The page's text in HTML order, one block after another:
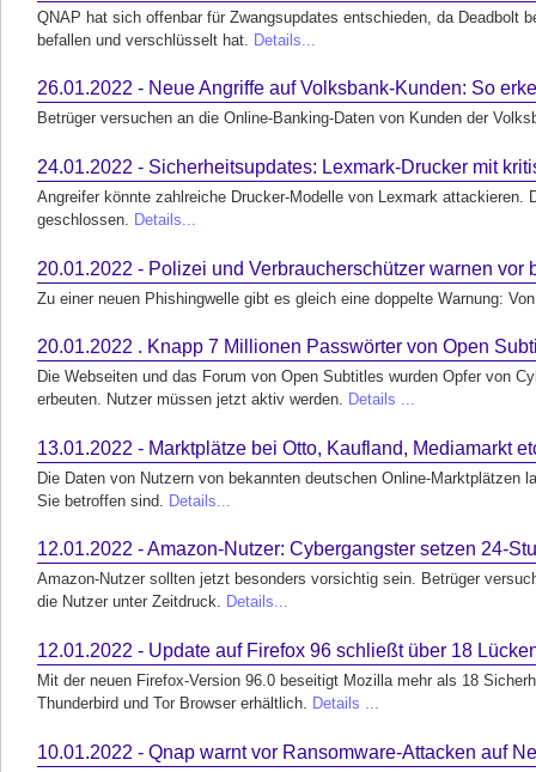
QNAP hat sich offenbar für Zwangsupdates entschieden, da Deadbolt
befallen und verschlüsselt hat.
Details...
26.01.2022 - Neue Angriffe auf Volksbank-Kunden: So
Betrüger versuchen an die Online-Banking-Daten von Kunden der
24.01.2022 - Sicherheitsupdates: Lexmark-Drucker mit
Angreifer könnte zahlreiche Drucker-Modelle von Lexmark attackieren.
geschlossen. Details...
20.01.2022 - Polizei und Verbraucherschützer warnen vor
Zu einer neuen Phishingwelle gibt es gleich eine doppelte Warnung:
20.01.2022 . Knapp 7 Millionen Passwörter von Open
Die Webseiten und das Forum von Open Subtitles wurden Opfer von
erbeuten. Nutzer müssen jetzt aktiv werden. Details ...
13.01.2022 - Marktplätze bei Otto, Kaufland, Mediamarkt
Die Daten von Nutzern von bekannten deutschen Online-Marktplätzen
Sie betroffen sind.
Details...
12.01.2022 - Amazon-Nutzer: Cybergangster setzen 24-
Amazon-Nutzer sollten jetzt besonders vorsichtig sein. Betrüger
die Nutzer unter Zeitdruck. Details...
12.01.2022 - Update auf Firefox 96 schließt über 18
Mit der neuen Firefox-Version 96.0 beseitigt Mozilla mehr als 18
Thunderbird und Tor Browser erhältlich. Details ...
10.01.2022 - Qnap warnt vor Ransomware-Attacken auf